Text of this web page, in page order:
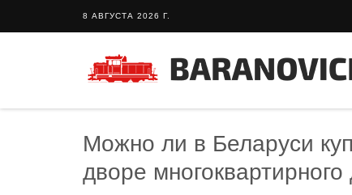
8 АВГУСТА 2026 Г.
Можно ли в Беларуси
дворе